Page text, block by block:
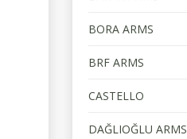
BORA ARMS
BRF ARMS
CASTELLO
DAĞLIOĞLU ARMS